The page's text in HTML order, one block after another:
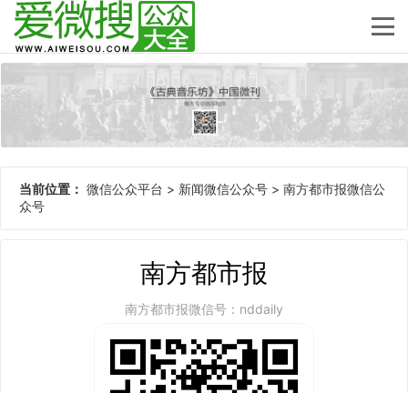
当前位置： 微信公众平台 > 新闻微信公众号 > 南方都市报微信公
众号
南方都市报
南方都市报微信号：nddaily